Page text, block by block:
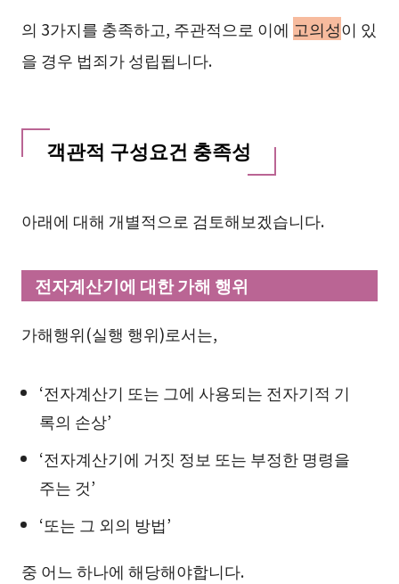
의 3가지를 충족하고, 주관적으로 이에 고의성이 있
을 경우 법죄가 성립됩니다.
객관적 구성요건 충족성
아래에 대해 개별적으로 검토해보겠습니다.
전자계산기에 대한 가해 행위
가해행위(실행 행위)로서는,
‘전자계산기 또는 그에 사용되는 전자기적 기
록의 손상’
‘전자계산기에 거짓 정보 또는 부정한 명령을
주는 것’
‘또는 그 외의 방법’
중 어느 하나에 해당해야합니다.